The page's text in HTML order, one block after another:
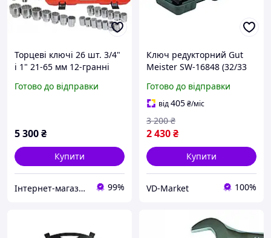
Торцеві ключі 26 шт. 3/4"
і 1" 21-65 мм 12-гранні
Готово до відправки
5 300₴
Купити
Інтернет-магазин "DomTehno" ЗАВЖДИ НИЗЬКІ ЦІНИ 99%
Ключ редукторний Gut
Meister SW-16848 (32/33
головками
Готово до відправки
від405₴/міс
2 430₴
3 200 ₴
Купити
VD-Market 100%